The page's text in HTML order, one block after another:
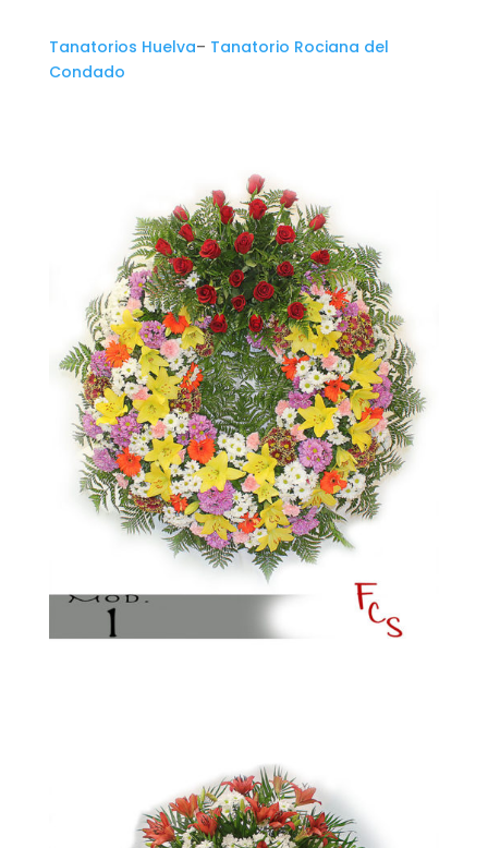
Tanatorios Huelva– Tanatorio Rociana del
Condado